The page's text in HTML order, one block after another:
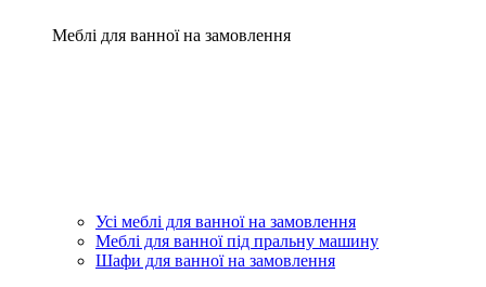
Меблі для ванної на замовлення
Усі меблі для ванної на замовлення
Меблі для ванної під пральну машину
Шафи для ванної на замовлення